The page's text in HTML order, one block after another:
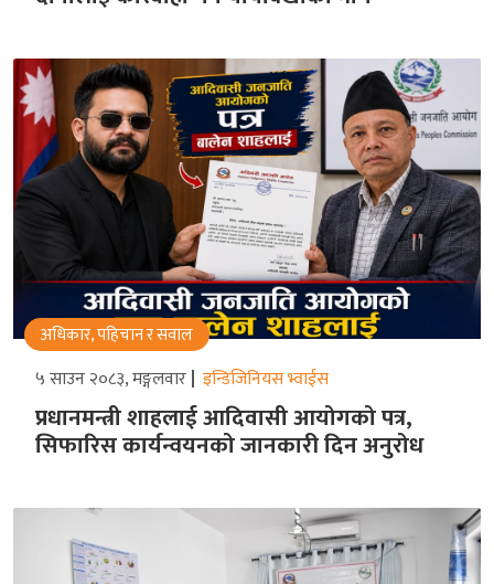
अधिकार, पहिचान र सवाल
५ साउन २०८३, मङ्गलवार इन्डिजिनियस भ्वाईस
प्रधानमन्त्री शाहलाई आदिवासी आयोगको पत्र,
सिफारिस कार्यन्वयनको जानकारी दिन अनुरोध